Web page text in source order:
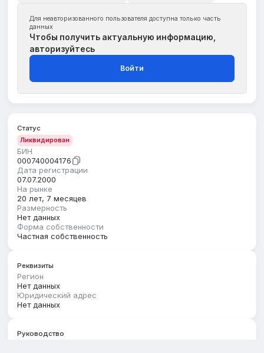
Для неавторизованного пользователя доступна только часть
данных
Чтобы получить актуальную информацию,
авторизуйтесь
Войти
Статус
Ликвидирован
БИН
000740004176
Дата регистрации
07.07.2000
На рынке
20 лет, 7 месяцев
Размерность
Нет данных
Форма собственности
Частная собственность
Реквизиты
Регион
Нет данных
Юридический адрес
Нет данных
Руководство